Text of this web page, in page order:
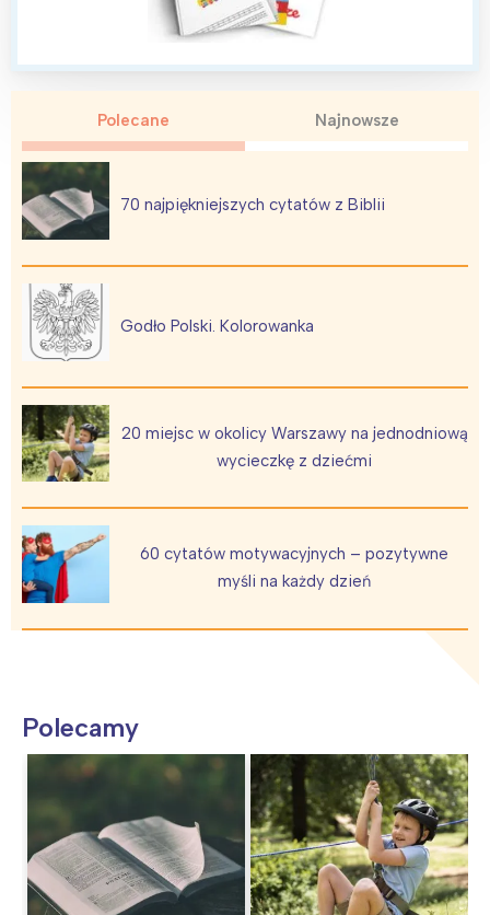
Polecane Najnowsze
70 najpiękniejszych cytatów z Biblii
Godło Polski. Kolorowanka
20 miejsc w okolicy Warszawy na jednodniową
wycieczkę z dziećmi
60 cytatów motywacyjnych – pozytywne
myśli na każdy dzień
Polecamy